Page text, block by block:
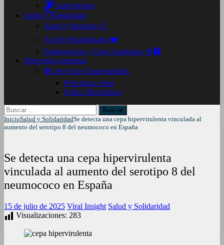
Gastronomia
Salud y Solidaridad
Salud y bienestar 🩺
Acción Humanitaria ❤️
Emergencias y Crisis Sanitarias 🚨🏥
Directorio empresas
🛠️ Servicios Empresariales
Policlinica Alen
Soltec Electrónica
Buscar:
InicioSalud y SolidaridadSe detecta una cepa hipervirulenta vinculada al
aumento del serotipo 8 del neumococo en España
Se detecta una cepa hipervirulenta
vinculada al aumento del serotipo 8 del
neumococo en España
15 de julio de 2025 Viral Insight Salud y Solidaridad
Visualizaciones: 283